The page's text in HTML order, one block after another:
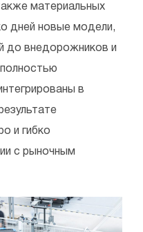
материальных
дней новые модели,
до внедорожников и
в
и гибко
с рыночным